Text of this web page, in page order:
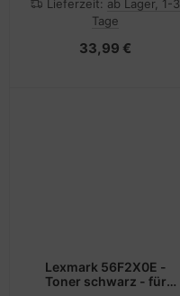
C3100P
Lieferzeit: ab Lager, 1-3
Tage
33,99 €
Lexmark 56F2X0E -
Toner schwarz - für